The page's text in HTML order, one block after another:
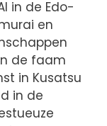
in de Edo-
en
de faam
in Kusatsu
in de